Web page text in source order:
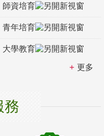
師資培育
青年培育
大學教育
更多
務